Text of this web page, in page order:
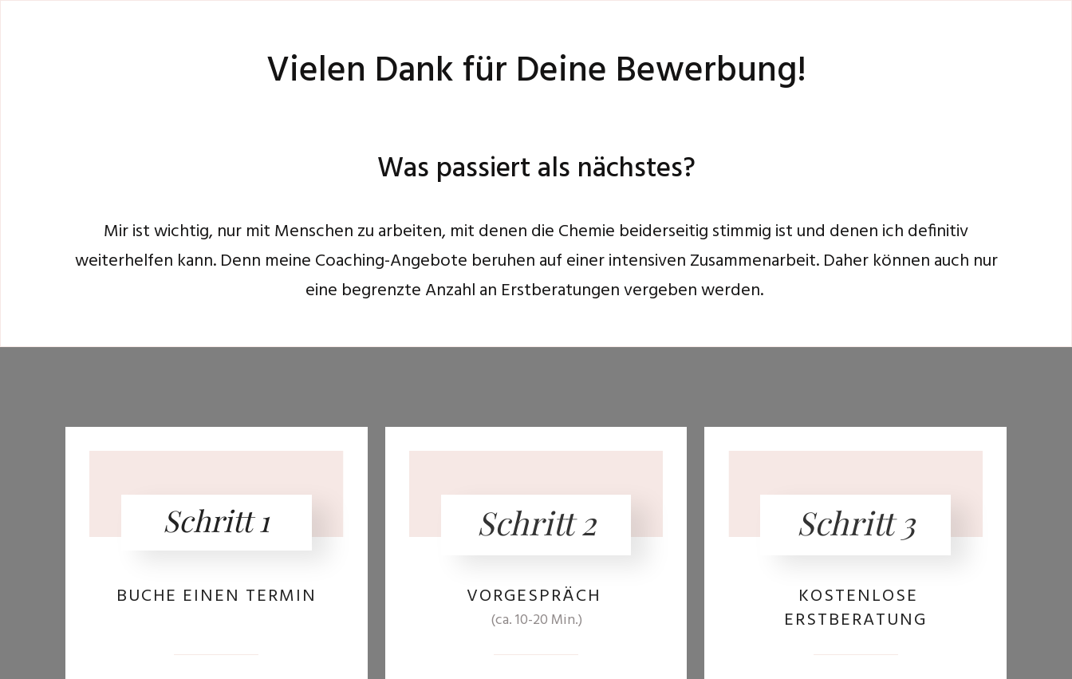
Vielen Dank für Deine Bewerbung!
Was passiert als nächstes?
Mir ist wichtig, nur mit Menschen zu arbeiten, mit denen die Chemie beiderseitig stimmig ist und denen ich definitiv
weiterhelfen kann. Denn meine Coaching-Angebote beruhen auf einer intensiven Zusammenarbeit. Daher können auch nur
eine begrenzte Anzahl an Erstberatungen vergeben werden.
Schritt 1
BUCHE EINEN TERMIN
Schritt 2
VORGESPRÄCH
(ca. 10-20 Min.)
Schritt 3
KOSTENLOSE
ERSTBERATUNG